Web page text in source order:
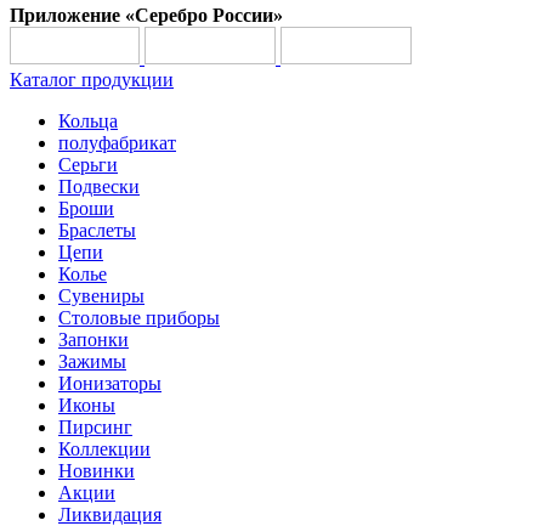
Приложение «Серебро России»
Каталог продукции
Кольца
полуфабрикат
Серьги
Подвески
Броши
Браслеты
Цепи
Колье
Сувениры
Столовые приборы
Запонки
Зажимы
Ионизаторы
Иконы
Пирсинг
Коллекции
Новинки
Акции
Ликвидация